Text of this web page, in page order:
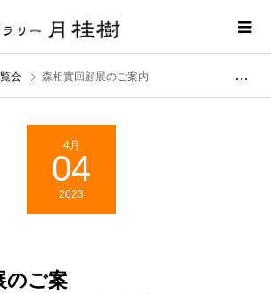
会 森相實回顧展のご案内 2０２３・４・４
4月
04
2023
のご案